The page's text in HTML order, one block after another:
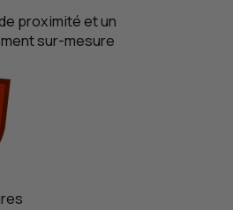
proximité et un
sur-mesure